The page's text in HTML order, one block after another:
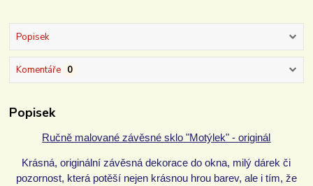
Popisek
Komentáře 0
Popisek
Ručně malované závěsné sklo "Motýlek" - originál
Krásná, originální závěsná dekorace do okna, milý dárek či
pozornost, která potěší nejen krásnou hrou barev, ale i tím, že